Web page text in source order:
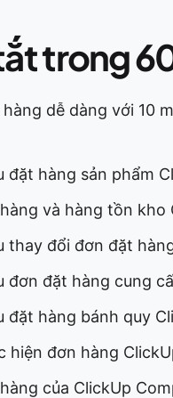
trong
dễ dàng với 10
đặt hàng sản phẩm
và hàng tồn kho
thay đổi đơn đặt
đơn đặt hàng cung
đặt hàng bánh quy
hiện đơn hàng
của ClickUp